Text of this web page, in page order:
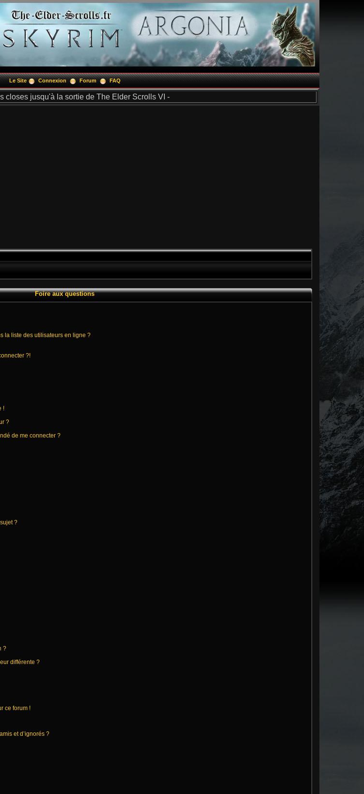
Le Site Connexion Forum FAQ
closes jusqu'à la sortie de The Elder Scrolls VI -
Foire aux questions
la liste des utilisateurs en ligne ?
?!
!
?
de me connecter ?
?
?
différente ?
ce forum !
et d’ignorés ?